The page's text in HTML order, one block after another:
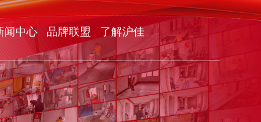
闻中心 品牌联盟 了解沪佳